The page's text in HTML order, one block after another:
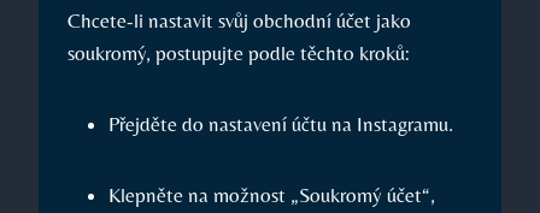
Chcete-li nastavit svůj obchodní účet jako
soukromý, postupujte podle těchto kroků:
Přejděte do nastavení účtu na Instagramu.
Klepněte na možnost „Soukromý účet“,